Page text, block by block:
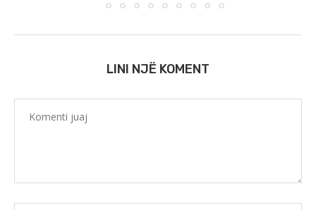
LINI NJË KOMENT